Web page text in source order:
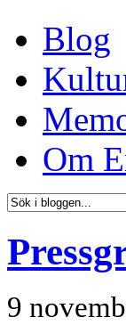
Blog
Om
9